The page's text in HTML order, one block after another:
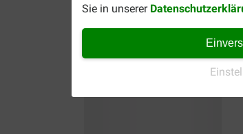
Sie in unserer